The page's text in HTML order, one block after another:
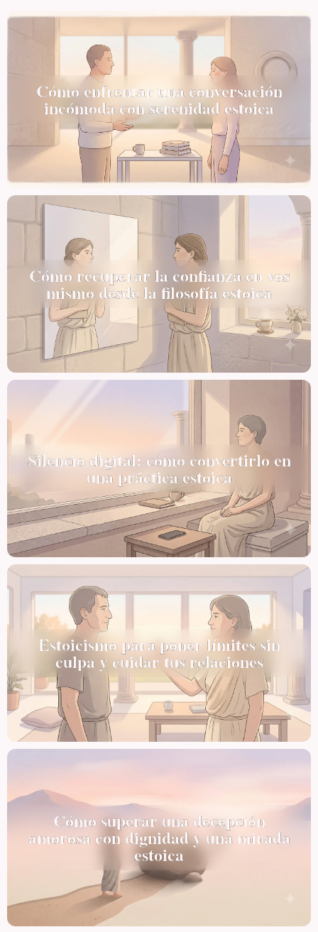
Cómo enfrentar una conversación
incómoda con serenidad estoica
Cómo recuperar la confianza en vos
mismo desde la filosofía estoica
Silencio digital: cómo convertirlo en
una práctica estoica
Estoicismo para poner límites sin
culpa y cuidar tus relaciones
Cómo superar una decepción
amorosa con dignidad y una mirada
estoica